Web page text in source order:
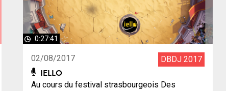
0:27:41
02/08/2017 DBDJ 2017
IELLO
Au cours du festival strasbourgeois Des